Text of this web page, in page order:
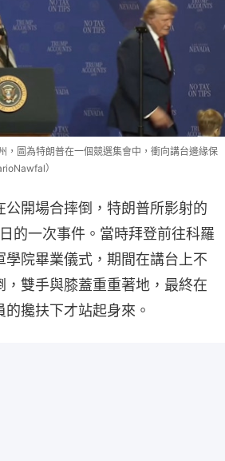
，圖為特朗普在一個競選集會中，衝向講台邊緣保
）
公開場合摔倒，特朗普所影射的
的一次事件。當時拜登前往科羅
學院畢業儀式，期間在講台上不
，雙手與膝蓋重重著地，最終在
攙扶下才站起身來。